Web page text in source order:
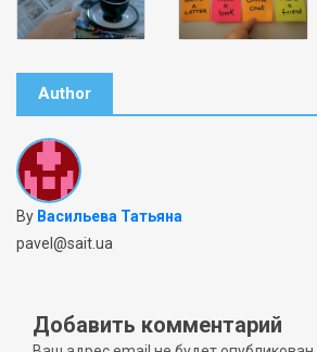
Author
By Васильева Татьяна
pavel@sait.ua
Добавить комментарий